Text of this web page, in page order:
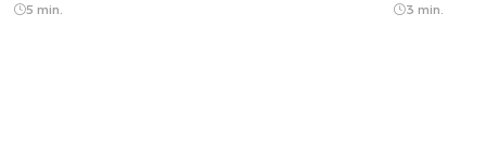
5 min. 3 min.